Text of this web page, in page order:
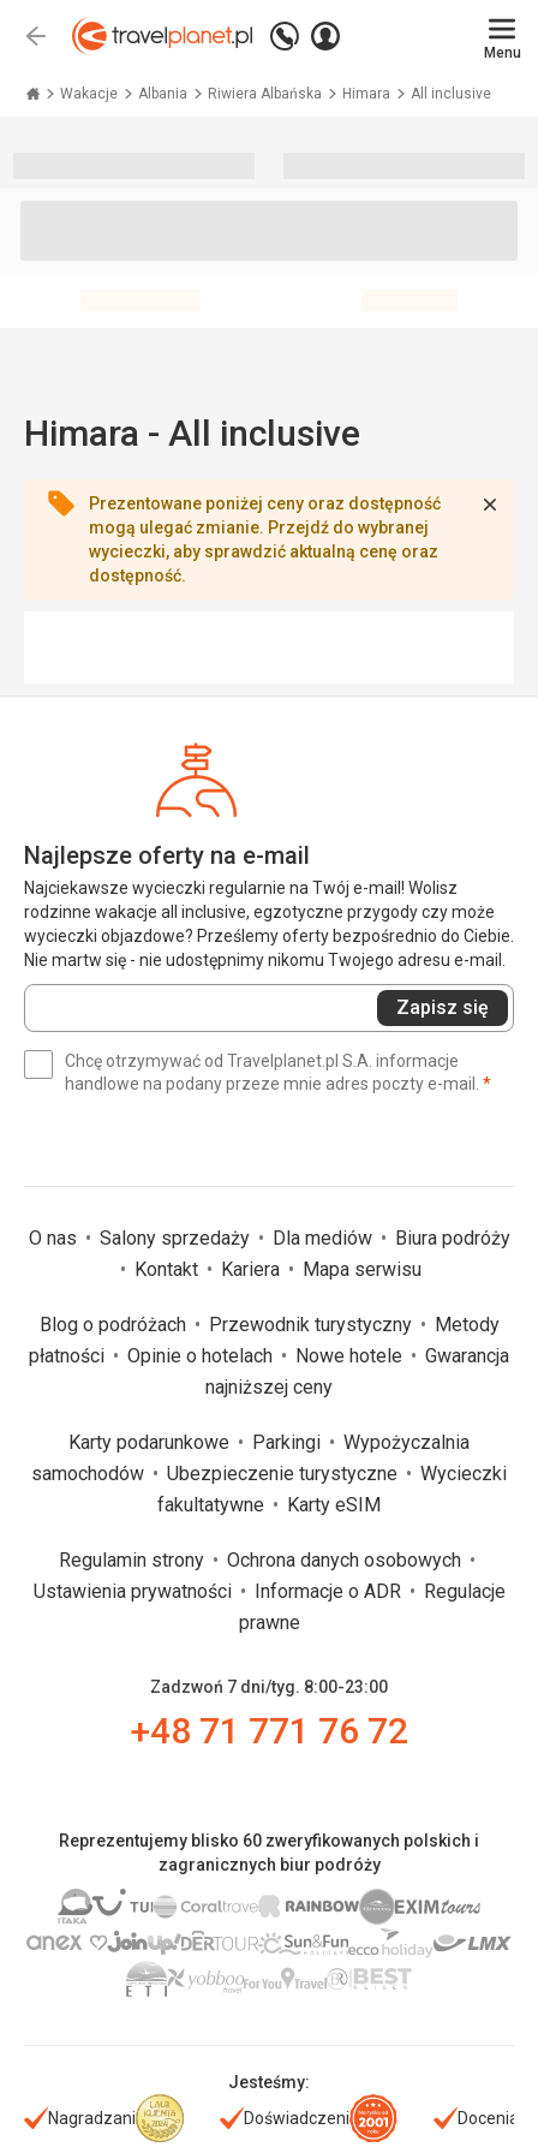
Wstecz
Zadzwoń
+48 71 771 76 55
Zaloguj
Menu
Wakacje Albania Riwiera Albańska Himara All inclusive
Himara - All inclusive
Prezentowane poniżej ceny oraz dostępność
mogą ulegać zmianie. Przejdź do wybranej
wycieczki, aby sprawdzić aktualną cenę oraz
dostępność.
Najlepsze oferty na e-mail
Najciekawsze wycieczki regularnie na Twój e-mail! Wolisz
rodzinne wakacje all inclusive, egzotyczne przygody czy może
wycieczki objazdowe? Prześlemy oferty bezpośrednio do Ciebie.
Nie martw się - nie udostępnimy nikomu Twojego adresu e-mail.
Wprowadź
swój
(wymagane)
Zapisz się
Chcę otrzymywać od Travelplanet.pl S.A. informacje
handlowe na podany przeze mnie adres poczty e-mail. *
O nas Salony sprzedaży Dla mediów
Biura podróży
Kontakt
Kariera Mapa serwisu
Blog o podróżach Przewodnik turystyczny
Metody
płatności
Opinie o hotelach Nowe hotele
Gwarancja
najniższej ceny
Karty podarunkowe Parkingi
Wypożyczalnia
samochodów
Ubezpieczenie turystyczne
Wycieczki
fakultatywne
Karty eSIM
Regulamin strony
Ochrona danych osobowych
Ustawienia prywatności
Informacje o ADR
Regulacje
prawne
Zadzwoń 7 dni/tyg. 8:00-23:00
+48 71 771 76 72
Reprezentujemy blisko 60 zweryfikowanych polskich i
zagranicznych biur podróży
Jesteśmy:
Nagradzani
Doświadczeni Doceniani